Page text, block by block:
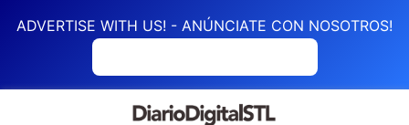
ADVERTISE WITH US! - ANÚNCIATE CON NOSOTROS!